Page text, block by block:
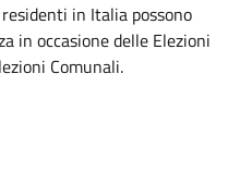
in Italia possono
in occasione delle Elezioni
Comunali.